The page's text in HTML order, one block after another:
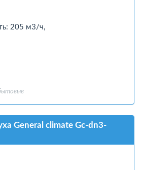
205 м3/ч,
General climate Gc-dn3-